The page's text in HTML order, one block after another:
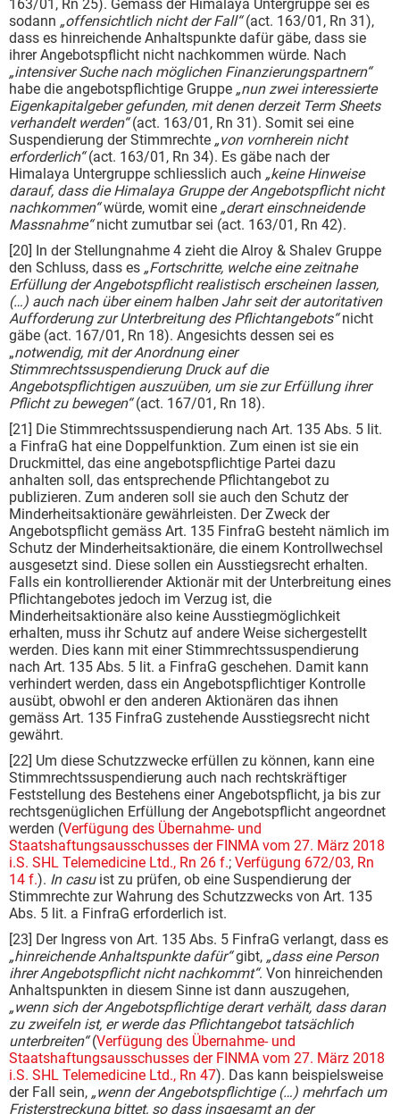
163/01, Rn 25). Gemäss der Himalaya Untergruppe sei es
sodann „offensichtlich nicht der Fall“(act. 163/01, Rn 31),
dass es hinreichende Anhaltspunkte dafür gäbe, dass sie
ihrer Angebotspflicht nicht nachkommen würde. Nach
„intensiver Suche nach möglichen Finanzierungspartnern“
habe die angebotspflichtige Gruppe „nun zwei interessierte
Eigenkapitalgeber gefunden, mit denen derzeit Term Sheets
verhandelt werden“(act. 163/01, Rn 31). Somit sei eine
Suspendierung der Stimmrechte „von vornherein nicht
erforderlich“(act. 163/01, Rn 34). Es gäbe nach der
Himalaya Untergruppe schliesslich auch „keine Hinweise
darauf, dass die Himalaya Gruppe der Angebotspflicht nicht
nachkommen“würde, womit eine „derart einschneidende
Massnahme“nicht zumutbar sei (act. 163/01, Rn 42).
[20] In der Stellungnahme 4 zieht die Alroy & Shalev Gruppe
den Schluss, dass es „Fortschritte, welche eine zeitnahe
Erfüllung der Angebotspflicht realistisch erscheinen lassen,
(…) auch nach über einem halben Jahr seit der autoritativen
Aufforderung zur Unterbreitung des Pflichtangebots“nicht
gäbe (act. 167/01, Rn 18). Angesichts dessen sei es
„notwendig, mit der Anordnung einer
Stimmrechtssuspendierung Druck auf die
Angebotspflichtigen auszuüben, um sie zur Erfüllung ihrer
Pflicht zu bewegen“(act. 167/01, Rn 18).
[21] Die Stimmrechtssuspendierung nach Art. 135 Abs. 5 lit.
a FinfraG hat eine Doppelfunktion. Zum einen ist sie ein
Druckmittel, das eine angebotspflichtige Partei dazu
anhalten soll, das entsprechende Pflichtangebot zu
publizieren. Zum anderen soll sie auch den Schutz der
Minderheitsaktionäre gewährleisten. Der Zweck der
Angebotspflicht gemäss Art. 135 FinfraG besteht nämlich im
Schutz der Minderheitsaktionäre, die einem Kontrollwechsel
ausgesetzt sind. Diese sollen ein Ausstiegsrecht erhalten.
Falls ein kontrollierender Aktionär mit der Unterbreitung eines
Pflichtangebotes jedoch im Verzug ist, die
Minderheitsaktionäre also keine Ausstiegmöglichkeit
erhalten, muss ihr Schutz auf andere Weise sichergestellt
werden. Dies kann mit einer Stimmrechtssuspendierung
nach Art. 135 Abs. 5 lit. a FinfraG geschehen. Damit kann
verhindert werden, dass ein Angebotspflichtiger Kontrolle
ausübt, obwohl er den anderen Aktionären das ihnen
gemäss Art. 135 FinfraG zustehende Ausstiegsrecht nicht
gewährt.
[22] Um diese Schutzzwecke erfüllen zu können, kann eine
Stimmrechtssuspendierung auch nach rechtskräftiger
Feststellung des Bestehens einer Angebotspflicht, ja bis zur
rechtsgenüglichen Erfüllung der Angebotspflicht angeordnet
werden (Verfügung des Übernahme- und
Staatshaftungsausschusses der FINMA vom 27. März 2018
i.S. SHL Telemedicine Ltd., Rn 26 f.; Verfügung 672/03, Rn
14 f.). In casuist zu prüfen, ob eine Suspendierung der
Stimmrechte zur Wahrung des Schutzzwecks von Art. 135
Abs. 5 lit. a FinfraG erforderlich ist.
[23] Der Ingress von Art. 135 Abs. 5 FinfraG verlangt, dass es
„hinreichende Anhaltspunkte dafür“gibt, „dass eine Person
ihrer Angebotspflicht nicht nachkommt“. Von hinreichenden
Anhaltspunkten in diesem Sinne ist dann auszugehen,
„wenn sich der Angebotspflichtige derart verhält, dass daran
zu zweifeln ist, er werde das Pflichtangebot tatsächlich
unterbreiten“(Verfügung des Übernahme- und
Staatshaftungsausschusses der FINMA vom 27. März 2018
i.S. SHL Telemedicine Ltd., Rn 47). Das kann beispielsweise
der Fall sein, „wenn der Angebotspflichtige (…) mehrfach um
Fristerstreckung bittet, so dass insgesamt an der